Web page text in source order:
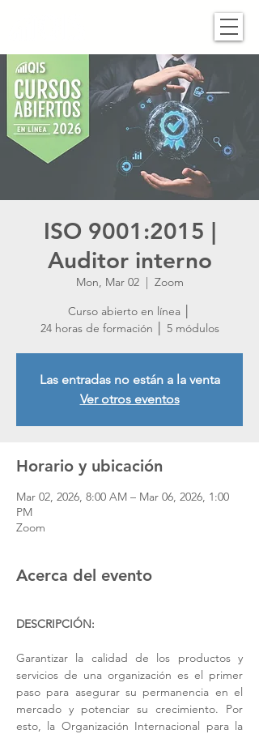
ISO 9001:2015 |
Auditor interno
Mon, Mar 02
  |
Zoom
Curso abierto en línea │
24 horas de formación │ 5 módulos
Las entradas no están a la venta
Ver otros eventos
Horario y ubicación
Mar 02, 2026, 8:00 AM – Mar 06, 2026, 1:00
PM
Zoom
Acerca del evento
DESCRIPCIÓN:
Garantizar la calidad de los productos y
servicios de una organización es el primer
paso para asegurar su permanencia en el
mercado y potenciar su crecimiento. Por
esto, la Organización Internacional para la